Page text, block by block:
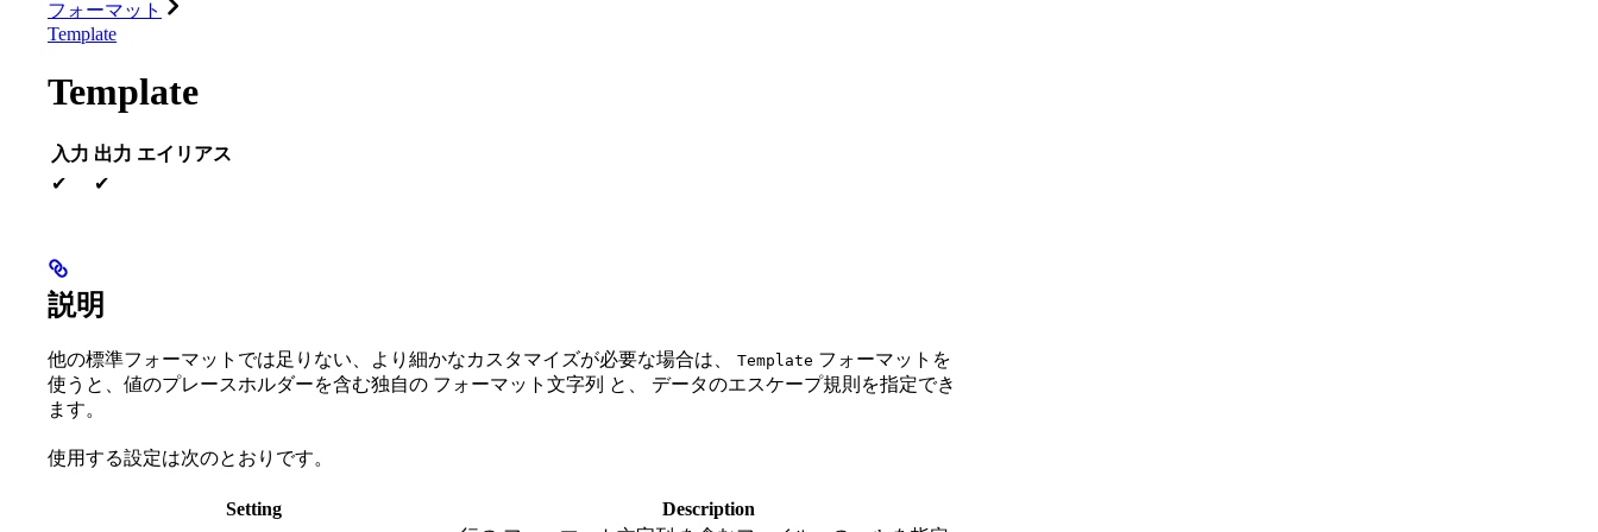
フォーマット
Template
Template
入力 出力 エイリアス
✔
✔
説明
他の標準フォーマットでは足りない、より細かなカスタマイズが必要な場合は、 Template フォーマットを
使うと、値のプレースホルダーを含む独自の フォーマット文字列 と、 データのエスケープ規則を指定でき
ます。
使用する設定は次のとおりです。
Setting
Description